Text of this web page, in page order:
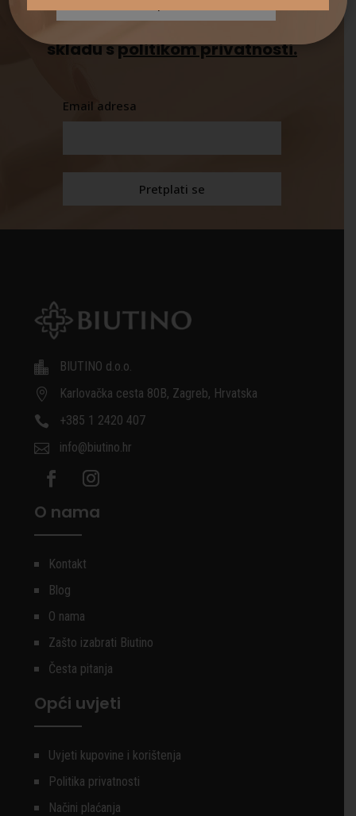
akcijama i novom sadržaju u
skladu spolitikom privatnosti.
Email adresa

BIUTINO d.o.o.

Karlovačka cesta 80B, Zagreb, Hrvatska

+385 1 2420 407

info@biutino.hr
O nama
Kontakt
Blog
O nama
Zašto izabrati Biutino
Česta pitanja
Opći uvjeti
Uvjeti kupovine i korištenja
Politika privatnosti
Načini plaćanja